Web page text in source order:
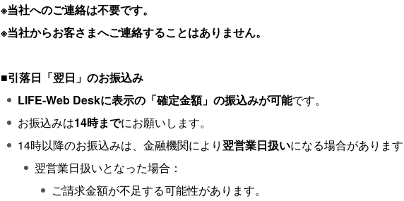
※当社へのご連絡は不要です。
※当社からお客さまへご連絡することはありません。
■引落日「翌日」のお振込み
LIFE-Web Deskに表示の「確定金額」の振込みが可能です。
お振込みは14時までにお願いします。
14時以降のお振込みは、金融機関により翌営業日扱いになる場合がありま
翌営業日扱いとなった場合：
ご請求金額が不足する可能性があります。